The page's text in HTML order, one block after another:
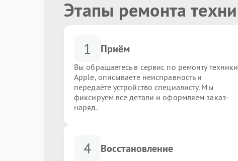
Этапы ремонта
1 Приём
Вы обращаетесь в сервис по ремонту техники
Apple, описываете неисправность и
передаёте устройство специалисту. Мы
фиксируем все детали и оформляем заказ-
наряд.
4 Восстановление